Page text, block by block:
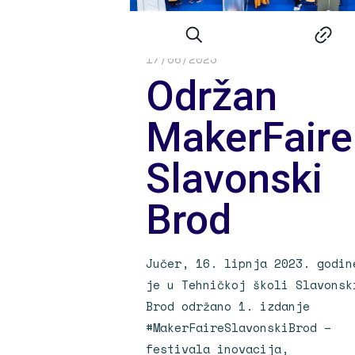
fablabwebmaster
17/06/2023
Održan
MakerFaire
Slavonski
Brod
Jučer, 16. lipnja 2023.
je u Tehničkoj školi
Brod održano 1. izdanje
#MakerFaireSlavonskiBrod –
festivala inovacija,